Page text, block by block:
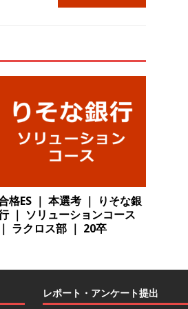
!! ≫ 整形外科・疼痛領域から信頼
可能性あり ｜ 年間休日127日・完
業
世界から輸入した生薬・漢方原材
基盤の安定感バツグン ｜ 日本粉
アスキヤリセミナー ｜ 周りと差
い企業選びアスキヤリセミナー ｜
格ES ｜ 本選考 ｜ りそな銀
｜ ソリューションコース
｜ ラクロス部 ｜ 20卒
レポート・アンケート提出